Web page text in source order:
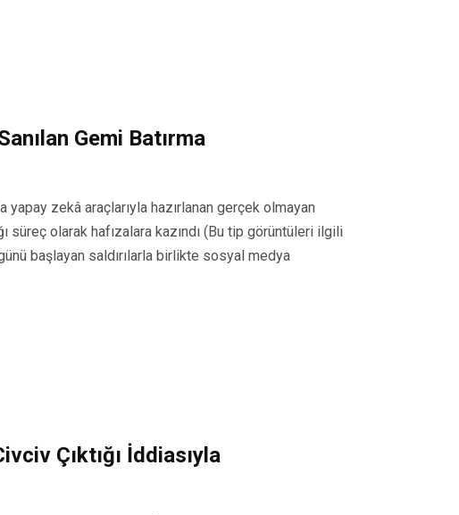
Gemi Batırma
zekâ araçlarıyla hazırlanan gerçek olmayan
süreç olarak hafızalara kazındı (Bu tip görüntüleri ilgili
başlayan saldırılarla birlikte sosyal medya
Çıktığı İddiasıyla